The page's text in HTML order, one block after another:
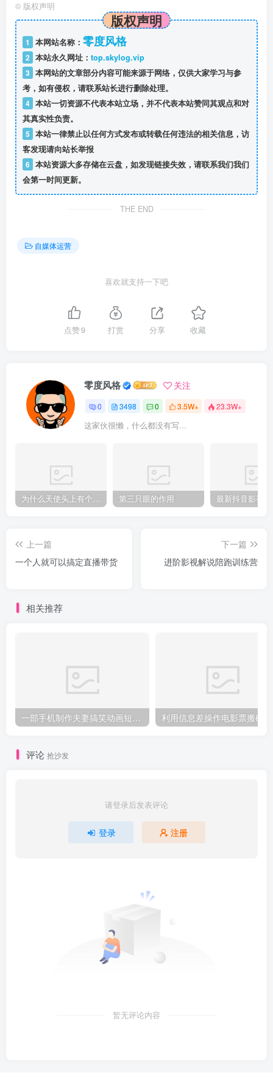
© 版权声明
版权声明
1 本网站名称： 零度风格
2 本站永久网址： top.skylog.vip
3 本网站的文章部分内容可能来源于网络，仅供大家学习与参
考，如有侵权，请联系站长进行删除处理。
4 本站一切资源不代表本站立场，并不代表本站赞同其观点和对
其真实性负责。
5 本站一律禁止以任何方式发布或转载任何违法的相关信息，访
客发现请向站长举报
6 本站资源大多存储在云盘，如发现链接失效，请联系我们我们
会第一时间更新。
THE END
自媒体运营
喜欢就支持一下吧
点赞9 打赏 分享 收藏
零度风格 关注
0 3498 0 3.5W+ 23.3W+
这家伙很懒，什么都没有写...
为什么天使头上有个圈？ 第三只眼的作用
上一篇
一个人就可以搞定直播带货
下一篇
进阶影视解说陪跑训练营
相关推荐
一部手机制作夫妻搞笑动画短视频教程，零基础也能快速上手
评论 抢沙发
请登录后发表评论
登录 注册
暂无评论内容